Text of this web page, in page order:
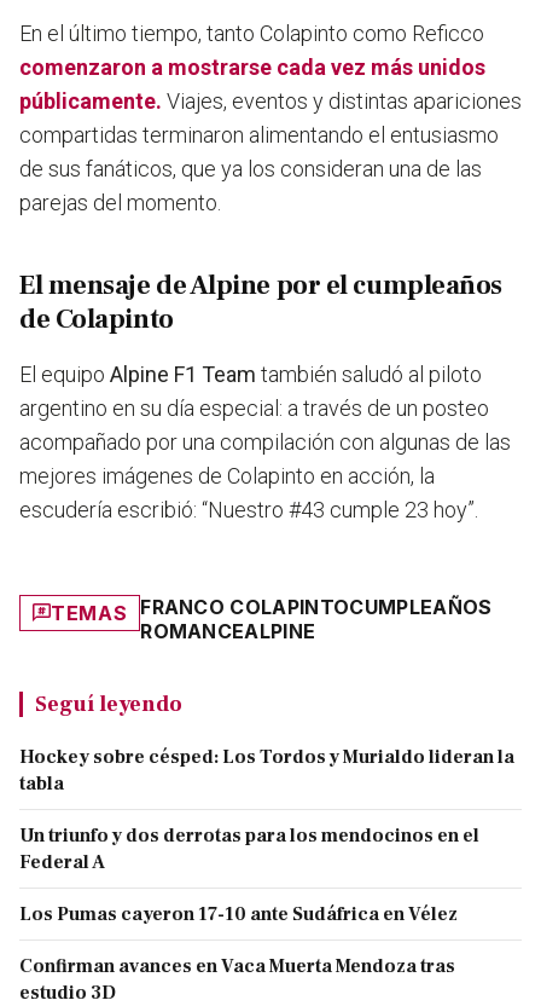
En el último tiempo, tanto Colapinto como Reficco
comenzaron a mostrarse cada vez más unidos
públicamente. Viajes, eventos y distintas apariciones
compartidas terminaron alimentando el entusiasmo
de sus fanáticos, que ya los consideran una de las
parejas del momento.
El mensaje de Alpine por el cumpleaños
de Colapinto
El equipo Alpine F1 Team también saludó al piloto
argentino en su día especial: a través de un posteo
acompañado por una compilación con algunas de las
mejores imágenes de Colapinto en acción, la
escudería escribió: “Nuestro #43 cumple 23 hoy”.
TEMAS FRANCO COLAPINTOCUMPLEAÑOS
ROMANCEALPINE
Seguí leyendo
Hockey sobre césped: Los Tordos y Murialdo lideran la
tabla
Un triunfo y dos derrotas para los mendocinos en el
Federal A
Los Pumas cayeron 17-10 ante Sudáfrica en Vélez
Confirman avances en Vaca Muerta Mendoza tras
estudio 3D